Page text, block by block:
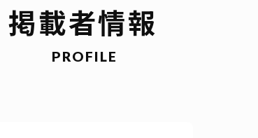
掲載者情報
PROFILE